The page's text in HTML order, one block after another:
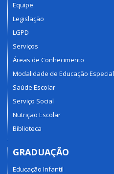
Equipe
Legislação
LGPD
Serviços
Áreas de Conhecimento
Modalidade de Educação Especial
Saúde Escolar
Serviço Social
Nutrição Escolar
Biblioteca
GRADUAÇÃO
Educação Infantil